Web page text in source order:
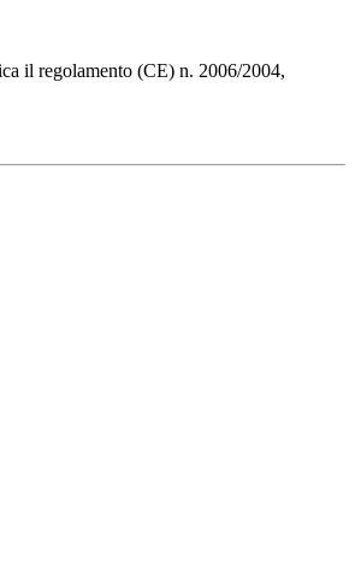
il regolamento (CE) n. 2006/2004,